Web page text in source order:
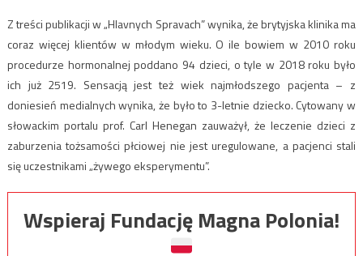
Z treści publikacji w „Hlavnych Spravach” wynika, że brytyjska klinika ma
coraz więcej klientów w młodym wieku. O ile bowiem w 2010 roku
procedurze hormonalnej poddano 94 dzieci, o tyle w 2018 roku było
ich już 2519. Sensacją jest też wiek najmłodszego pacjenta – z
doniesień medialnych wynika, że było to 3-letnie dziecko. Cytowany w
słowackim portalu prof. Carl Henegan zauważył, że leczenie dzieci z
zaburzenia tożsamości płciowej nie jest uregulowane, a pacjenci stali
się uczestnikami „żywego eksperymentu”.
Wspieraj Fundację Magna Polonia!